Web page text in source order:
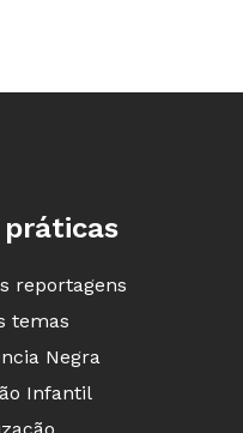
práticas
reportagens
temas
Negra
Infantil